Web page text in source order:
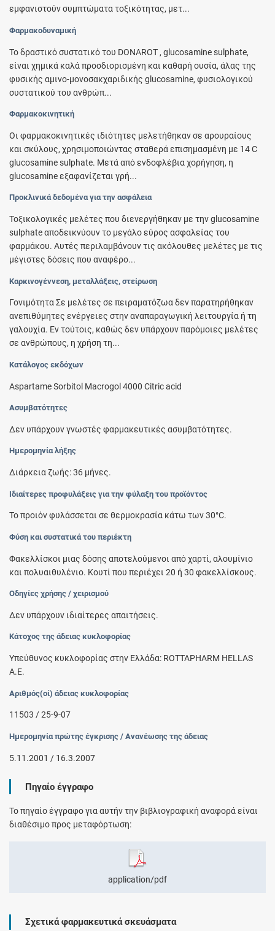
εμφανιστούν συμπτώματα τοξικότητας, μετ...
Φαρμακοδυναμική
Το δραστικό συστατικό του DONAROT , glucosamine sulphate,
είναι χημικά καλά προσδιορισμένη και καθαρή ουσία, άλας της
φυσικής αμινο-μονοσακχαριδικής glucosamine, φυσιολογικού
συστατικού του ανθρώπ...
Φαρμακοκινητική
Οι φαρμακοκινητικές ιδιότητες μελετήθηκαν σε αρουραίους
και σκύλους, χρησιμοποιώντας σταθερά επισημασμένη με 14 C
glucosamine sulphate. Μετά από ενδοφλέβια χορήγηση, η
glucosamine εξαφανίζεται γρή...
Προκλινικά δεδομένα για την ασφάλεια
Τοξικολογικές μελέτες που διενεργήθηκαν με την glucosamine
sulphate αποδεικνύουν το μεγάλο εύρος ασφαλείας του
φαρμάκου. Αυτές περιλαμβάνουν τις ακόλουθες μελέτες με τις
μέγιστες δόσεις που αναφέρο...
Καρκινογέννεση, μεταλλάξεις, στείρωση
Γονιμότητα Σε μελέτες σε πειραματόζωα δεν παρατηρήθηκαν
ανεπιθύμητες ενέργειες στην αναπαραγωγική λειτουργία ή τη
γαλουχία. Εν τούτοις, καθώς δεν υπάρχουν παρόμοιες μελέτες
σε ανθρώπους, η χρήση τη...
Κατάλογος εκδόχων
Aspartame Sorbitol Macrogol 4000 Citric acid
Ασυμβατότητες
Δεν υπάρχουν γνωστές φαρμακευτικές ασυμβατότητες.
Ημερομηνία λήξης
Διάρκεια ζωής: 36 μήνες.
Ιδιαίτερες προφυλάξεις για την φύλαξη του προϊόντος
Το προιόν φυλάσσεται σε θερμοκρασία κάτω των 30°C.
Φύση και συστατικά του περιέκτη
Φακελλίσκοι μιας δόσης αποτελούμενοι από χαρτί, αλουμίνιο
και πολυαιθυλένιο. Κουτί που περιέχει 20 ή 30 φακελλίσκους.
Οδηγίες χρήσης / χειρισμού
Δεν υπάρχουν ιδιαίτερες απαιτήσεις.
Κάτοχος της άδειας κυκλοφορίας
Υπεύθυνος κυκλοφορίας στην Ελλάδα: ROTTAPHARM HELLAS
A.E.
Αριθμός(οί) άδειας κυκλοφορίας
11503 / 25-9-07
Ημερομηνία πρώτης έγκρισης / Ανανέωσης της άδειας
5.11.2001 / 16.3.2007
Πηγαίο έγγραφο
Το πηγαίο έγγραφο για αυτήν την βιβλιογραφική αναφορά είναι
διαθέσιμο προς μεταφόρτωση:
application/pdf
Σχετικά φαρμακευτικά σκευάσματα